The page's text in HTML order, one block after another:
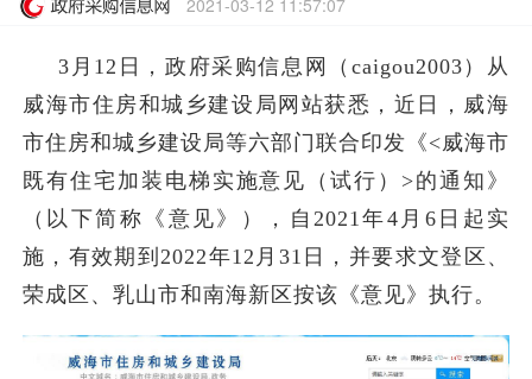
2021-03-12 11:57:07
3月12日，政府采购信息网（caigou2003）从
威海市住房和城乡建设局网站获悉，近日，威海
市住房和城乡建设局等六部门联合印发《<威海市
既有住宅加装电梯实施意见（试行）>的通知》
（以下简称《意见》），自2021年4月6日起实
施，有效期到2022年12月31日，并要求文登区、
荣成区、乳山市和南海新区按该《意见》执行。